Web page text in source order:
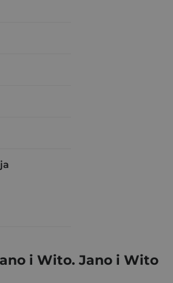
i Wito. Jano i Wito